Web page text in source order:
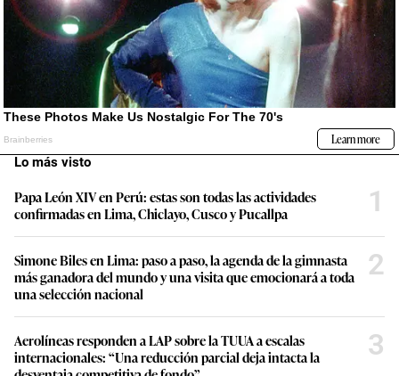
Lo más visto
Papa León XIV en Perú: estas son todas las actividades
confirmadas en Lima, Chiclayo, Cusco y Pucallpa
1
Simone Biles en Lima: paso a paso, la agenda de la gimnasta
más ganadora del mundo y una visita que emocionará a toda
una selección nacional
2
Aerolíneas responden a LAP sobre la TUUA a escalas
internacionales: “Una reducción parcial deja intacta la
3